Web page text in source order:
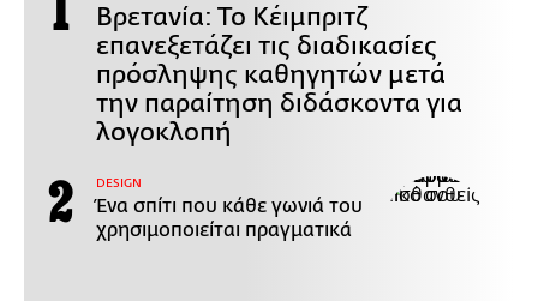
Βρετανία: Το Κέιμπριτζ
επανεξετάζει τις διαδικασίες
πρόσληψης καθηγητών μετά
την παραίτηση διδάσκοντα για
λογοκλοπή
DESIGN
Ένα σπίτι που κάθε γωνιά του
χρησιμοποιείται πραγματικά